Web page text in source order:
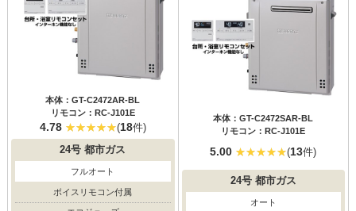
本体：GT-C2472AR-BL
リモコン：RC-J101E
4.78 (18件)
24号 都市ガス
フルオート
ボイスリモコン付属
本体：GT-C2472SAR-BL
リモコン：RC-J101E
5.00 (13件)
24号都市ガス
オート